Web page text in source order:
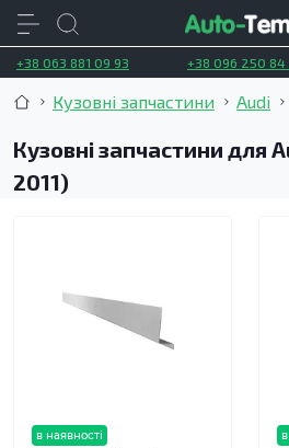
+38 063 881 09 93 +38 096 250 84
Кузовні запчастини Audi
Кузовні запчастини для
2011)
в наявності